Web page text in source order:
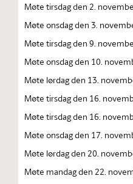
Møte tirsdag den 2.
Møte onsdag den 3.
Møte tirsdag den 9.
Møte onsdag den 10.
Møte lørdag den 13.
Møte tirsdag den 16.
Møte tirsdag den 16.
Møte onsdag den 17.
Møte lørdag den 20.
Møte mandag den 22.